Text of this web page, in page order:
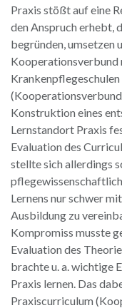
Praxis stößt auf eine
den Anspruch erhebt,
begründen, umsetzen
Kooperationsverbund
Konstruktion eines
Lernstandort Praxis
Evaluation des
stellte sich allerdings
Lernens nur schwer
Ausbildung zu
Kompromiss musste
Evaluation des
brachte u. a. wichtige
Praxis lernen. Das
Praxiscurriculum